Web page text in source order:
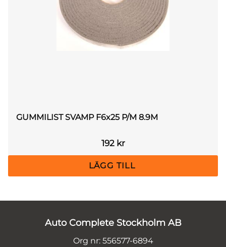
GUMMILIST SVAMP F6x25 P/M 8.9M
192kr
Auto Complete Stockholm AB
Org nr: 556577-6894